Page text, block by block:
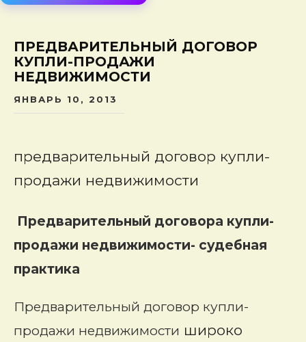
ПРЕДВАРИТЕЛЬНЫЙ ДОГОВОР
КУПЛИ-ПРОДАЖИ
НЕДВИЖИМОСТИ
ЯНВАРЬ 10, 2013
предварительный договор купли-
продажи недвижимости
Предварительный договора купли-
продажи недвижимости- судебная
практика
Предварительный договор купли-
продажи недвижимости широко